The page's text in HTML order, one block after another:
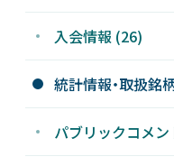
入会情報 (26)
統計情報・取扱銘
パブリックコメ